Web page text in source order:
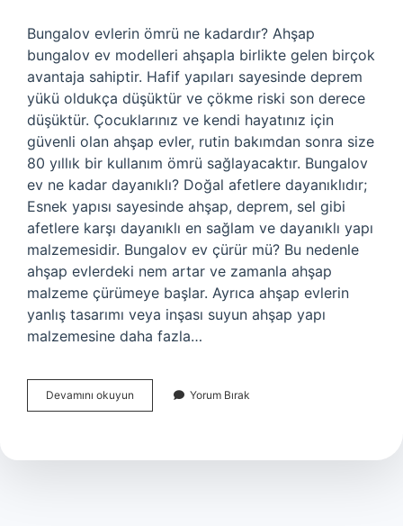
Bungalov evlerin ömrü ne kadardır? Ahşap
bungalov ev modelleri ahşapla birlikte gelen birçok
avantaja sahiptir. Hafif yapıları sayesinde deprem
yükü oldukça düşüktür ve çökme riski son derece
düşüktür. Çocuklarınız ve kendi hayatınız için
güvenli olan ahşap evler, rutin bakımdan sonra size
80 yıllık bir kullanım ömrü sağlayacaktır. Bungalov
ev ne kadar dayanıklı? Doğal afetlere dayanıklıdır;
Esnek yapısı sayesinde ahşap, deprem, sel gibi
afetlere karşı dayanıklı en sağlam ve dayanıklı yapı
malzemesidir. Bungalov ev çürür mü? Bu nedenle
ahşap evlerdeki nem artar ve zamanla ahşap
malzeme çürümeye başlar. Ayrıca ahşap evlerin
yanlış tasarımı veya inşası suyun ahşap yapı
malzemesine daha fazla…
Devamını okuyun Bungalov
Evler
Dayanır
Yorum Bırak